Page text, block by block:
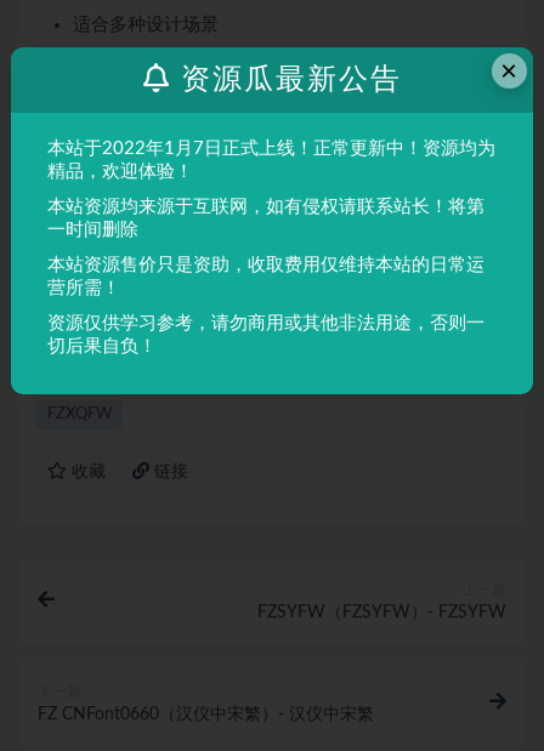
适合多种设计场景
屏幕显示与印刷均表现良好
适用场景
品牌设计、海报制作、广告排版、文创产品、包装设计等
需要独特视觉效果的场景。
声明：
本站所有文章，如无特殊说明或标注，均为本站原创发
布。任何个人或组织，在未征得本站同意时，禁止复制、盗用、
采集、发布本站内容到任何网站、书籍等各类媒体平台。如若本
站内容侵犯了原著者的合法权益，可联系我们进行处理。
FZXQFW
收藏 链接
FZSYFW（FZSYFW）- FZSYFW
FZ CNFont0660（汉仪中宋繁）- 汉仪中宋繁
×
资源瓜最新公告
本站于2022年1月7日正式上线！正常更新中！资源均为
精品，欢迎体验！
本站资源均来源于互联网，如有侵权请联系站长！将第
一时间删除
本站资源售价只是资助，收取费用仅维持本站的日常运
营所需！
资源仅供学习参考，请勿商用或其他非法用途，否则一
切后果自负！